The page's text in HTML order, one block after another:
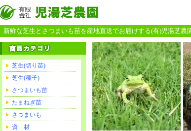
新鮮な芝生とさつまいも苗を産地直送でお届けする(有)児湯芝農
芝生(切り苗)
芝生(種子)
さつまいも苗
たまねぎ苗
さつまいも
資 材